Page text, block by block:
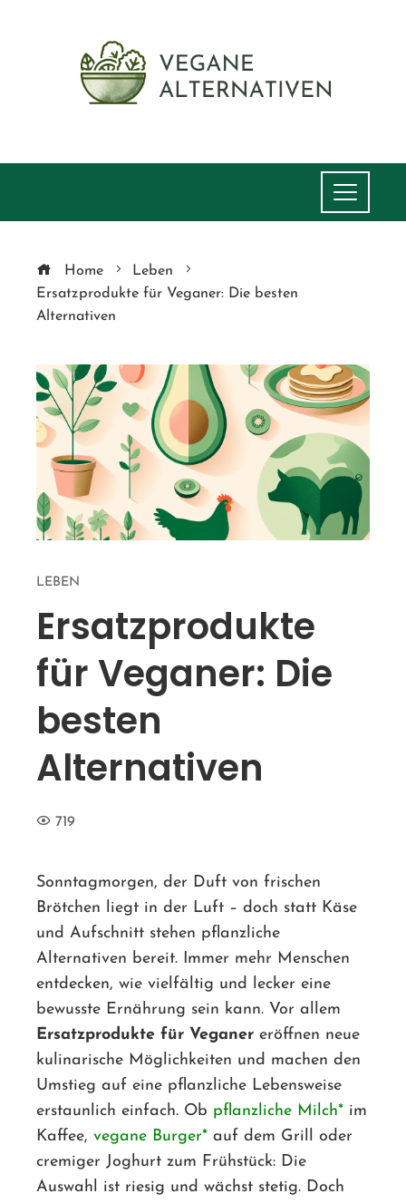
Home
Leben
Ersatzprodukte für Veganer: Die besten
Alternativen
LEBEN
Ersatzprodukte
für Veganer: Die
besten
Alternativen
719
Sonntagmorgen, der Duft von frischen
Brötchen liegt in der Luft – doch statt Käse
und Aufschnitt stehen pflanzliche
Alternativen bereit. Immer mehr Menschen
entdecken, wie vielfältig und lecker eine
bewusste Ernährung sein kann. Vor allem
Ersatzprodukte für Veganer eröffnen neue
kulinarische Möglichkeiten und machen den
Umstieg auf eine pflanzliche Lebensweise
erstaunlich einfach. Ob pflanzliche Milch
im
Kaffee, vegane Burger
auf dem Grill oder
cremiger Joghurt zum Frühstück: Die
Auswahl ist riesig und wächst stetig. Doch